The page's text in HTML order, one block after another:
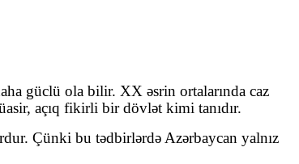
güclü ola bilir. XX əsrin ortalarında caz
açıq fikirli bir dövlət kimi tanıdır.
Çünki bu tədbirlərdə Azərbaycan yalnız